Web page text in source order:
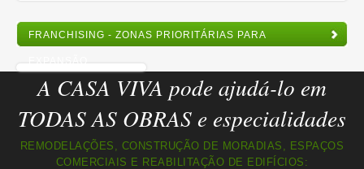
FRANCHISING - ZONAS PRIORITÁRIAS PARA
EXPANSÃO
A CASA VIVA pode ajudá-lo em
TODAS AS OBRAS e especialidades
REMODELAÇÕES, CONSTRUÇÃO DE MORADIAS, ESPAÇOS
COMERCIAIS E REABILITAÇÃO DE EDIFÍCIOS: